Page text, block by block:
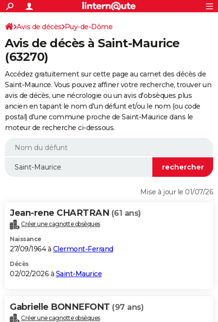
ACTUALITÉS
Politique
Société
Faits Divers
Education
Monde
Villes
+
SPORT
Coupe du monde 2026
Football
Tennis
Cyclisme
Rugby
Forum
FINANCE
Retraite
Impôts
Epargne
Immobilier
Risques naturels par ville
Banque
Assurance
Crédit
Essais
Réserver un essai
Citadines
Berlines
SUV
Forum auto
+
HIGH-TECH
Mobiles
Meilleur smartphone
Internet
Ordinateurs
Jeux vidéo
Guide high-tech
+BRICOLAGE
Forum
Aménagement intérieur
Extérieur
Cuisine
Salle de bains
Jardinage
Rangement
WEEK-END
Guides de France
Escapades
Patrimoine
Expositions
Musées
Week-end nature
LIFESTYLE
Alimentation
Guide de la santé
Maladies
Médicaments
Sommeil
VOYAGE
Destinations
City break
Voyage nature
Voyage de noces
Forum
Climat
+PHOTO
GUIDES D'ACHAT
BONS PLANS
Carte de Noël
Carte Bonne année
Carte Saint-Valentin
Carte Pâques
Carte d'anniversaire
DICTIONNAIRE
S'inscrire
Connexion
Avis de décès Puy-de-Dôme
Avis de décès à Saint-Maurice
(63270)
Accédez gratuitement sur cette page au carnet des décès de
Saint-Maurice. Vous pouvez affiner votre recherche, trouver un
avis de décès, une nécrologie ou un avis d'obsèques plus
ancien en tapant le nom d'un défunt et/ou le nom (ou code
postal) d'une commune proche de Saint-Maurice dans le
moteur de recherche ci-dessous.
Mise à jour le 01/07/26
Jean-rene CHARTRAN (61 ans)
Créer une cagnotte obsèques
Naissance
27/09/1964 à Clermont-Ferrand
Décès
02/02/2026 à Saint-Maurice
Gabrielle BONNEFONT (97 ans)
Créer une cagnotte obsèques